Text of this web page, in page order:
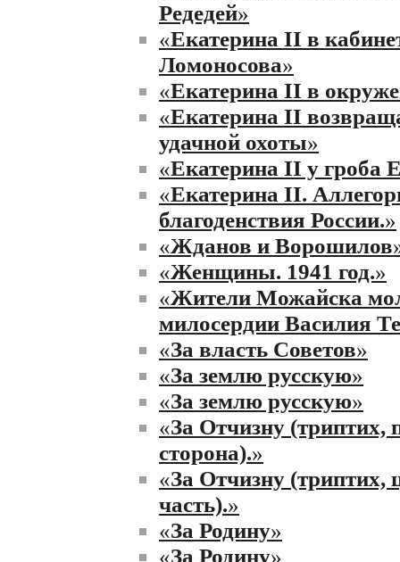
Редедей»
«Екатерина II в
Ломоносова»
«Екатерина II в
«Екатерина II
удачной охоты»
«Екатерина II у гроба
«Екатерина II.
благоденствия России.»
«Жданов и Ворошилов
«Женщины. 1941 год.»
«Жители Можайска
милосердии Василия
«За власть Советов»
«За землю русскую»
«За землю русскую»
«За Отчизну (триптих,
сторона).»
«За Отчизну (триптих,
часть).»
«За Родину»
«За Родину»